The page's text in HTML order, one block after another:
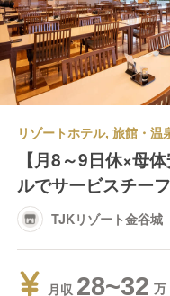
【月8～9日休×母
ルでサービスチー
TJKリゾート金谷城
月収 28~32